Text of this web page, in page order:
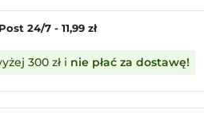
24/7 - 11,99 zł
300 zł i nie płać za dostawę!